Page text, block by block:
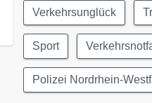
Verkehrsunglück
Sport
Polizei Nordrhein-